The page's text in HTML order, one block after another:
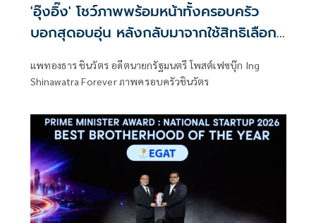
'อุ๊งอิ๊ง' โชว์ภาพพร้อมหน้าทั้งครอบครัว
บอกสุดอบอุ่น หลังกลับมาจากใช้สิทธิเลือก
แพทองธาร ชินวัตร อดีตนายกรัฐมนตรี โพสต์เฟซบุ๊ก Ing
Shinawatra Forever ภาพครอบครัวชินวัตร